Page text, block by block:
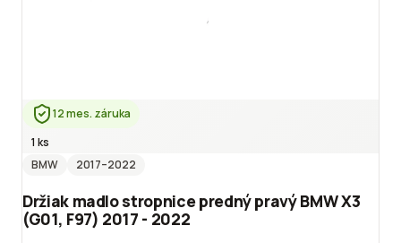
12 mes. záruka
1 ks
BMW
2017–2022
Držiak madlo stropnice predný pravý BMW X3
(G01, F97) 2017 - 2022